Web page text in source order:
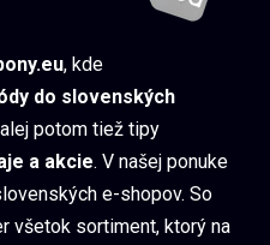
, kde
do slovenských
potom tiež tipy
a akcie. V našej ponuke
e-shopov. So
všetok sortiment, ktorý na